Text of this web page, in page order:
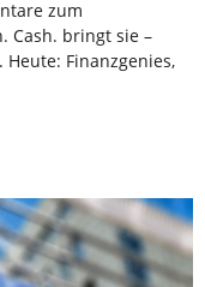
zum
Cash. bringt sie –
Finanzgenies,